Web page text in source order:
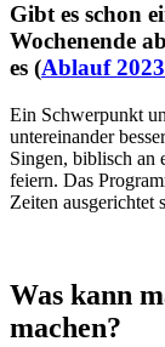
Gibt es schon
Wochenende
es (Ablauf
Ein Schwerpunkt
untereinander
Singen, biblisch an
feiern. Das
Zeiten ausgerichtet
Was kann
machen?